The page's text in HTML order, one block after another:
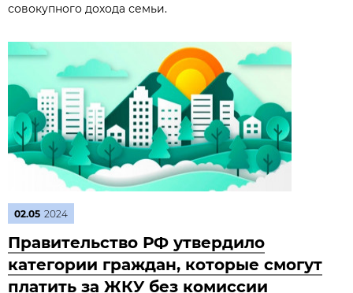
совокупного дохода семьи.
02.05 2024
Правительство РФ утвердило
категории граждан, которые смогут
платить за ЖКУ без комиссии